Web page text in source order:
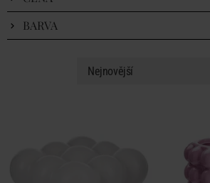
BARVA